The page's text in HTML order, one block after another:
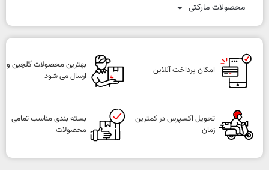
محصولات مارکتی
امکان پرداخت آنلاین
بهترین محصولات گلچین و
ارسال می شود
تحویل اکسپرس در کمترین
زمان
بسته بندی مناسب تمامی
محصولات